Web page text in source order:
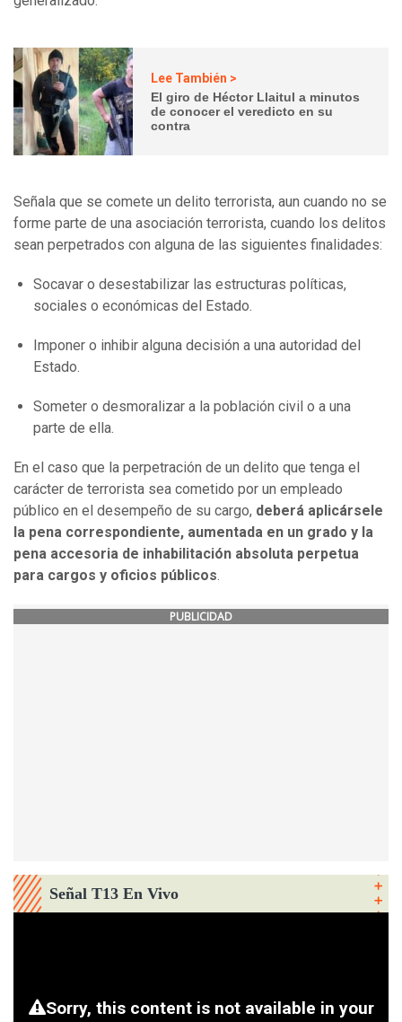
Lee También >
El giro de Héctor Llaitul a minutos
de conocer el veredicto en su
contra
Señala que se comete un delito terrorista, aun cuando no se
forme parte de una asociación terrorista, cuando los delitos
sean perpetrados con alguna de las siguientes finalidades:
Socavar o desestabilizar las estructuras políticas,
sociales o económicas del Estado.
Imponer o inhibir alguna decisión a una autoridad del
Estado.
Someter o desmoralizar a la población civil o a una
parte de ella.
En el caso que la perpetración de un delito que tenga el
carácter de terrorista sea cometido por un empleado
público en el desempeño de su cargo, deberá aplicársele
la pena correspondiente, aumentada en un grado y la
pena accesoria de inhabilitación absoluta perpetua
para cargos y oficios públicos.
PUBLICIDAD
Señal T13 En Vivo